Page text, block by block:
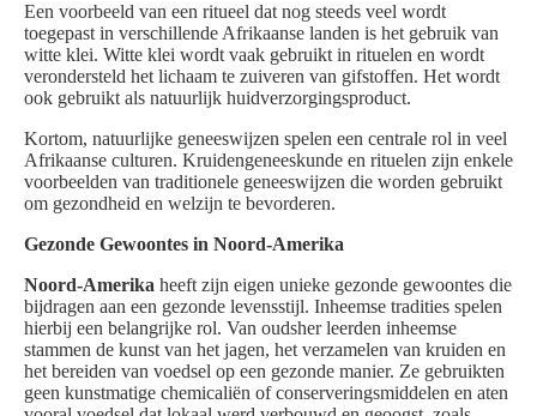
Een voorbeeld van een ritueel dat nog steeds veel wordt
toegepast in verschillende Afrikaanse landen is het gebruik van
witte klei. Witte klei wordt vaak gebruikt in rituelen en wordt
verondersteld het lichaam te zuiveren van gifstoffen. Het wordt
ook gebruikt als natuurlijk huidverzorgingsproduct.
Kortom, natuurlijke geneeswijzen spelen een centrale rol in veel
Afrikaanse culturen. Kruidengeneeskunde en rituelen zijn enkele
voorbeelden van traditionele geneeswijzen die worden gebruikt
om gezondheid en welzijn te bevorderen.
Gezonde Gewoontes in Noord-Amerika
Noord-Amerika heeft zijn eigen unieke gezonde gewoontes die
bijdragen aan een gezonde levensstijl. Inheemse tradities spelen
hierbij een belangrijke rol. Van oudsher leerden inheemse
stammen de kunst van het jagen, het verzamelen van kruiden en
het bereiden van voedsel op een gezonde manier. Ze gebruikten
geen kunstmatige chemicaliën of conserveringsmiddelen en aten